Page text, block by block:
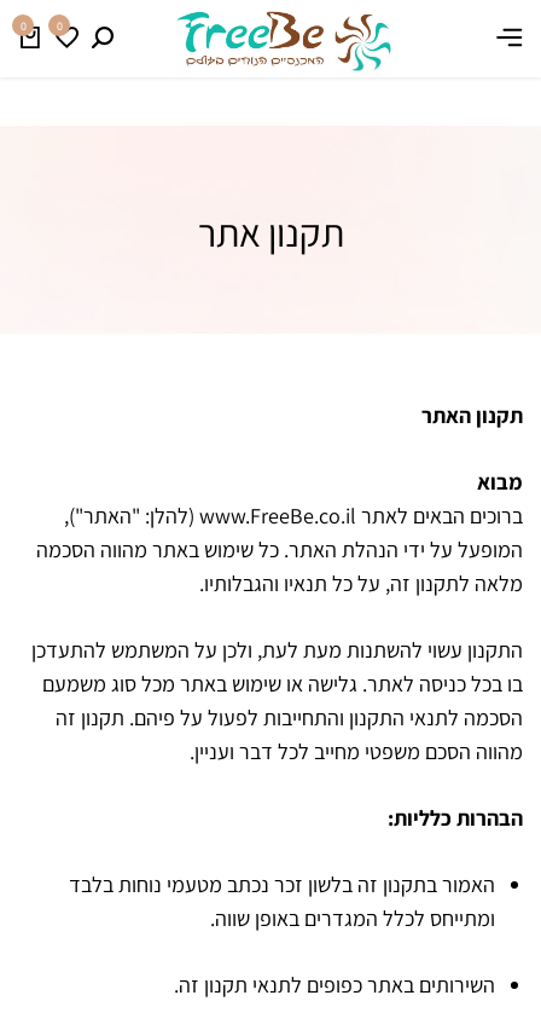
משלוח חינם בהזמנה מעל 399 ₪ קנו עכשיו 0
0
תקנון אתר
תקנון האתר
מבוא
ברוכים הבאים לאתר www.FreeBe.co.il (להלן: "האתר"),
המופעל על ידי הנהלת האתר. כל שימוש באתר מהווה הסכמה
מלאה לתקנון זה, על כל תנאיו והגבלותיו.
התקנון עשוי להשתנות מעת לעת, ולכן על המשתמש להתעדכן
בו בכל כניסה לאתר. גלישה או שימוש באתר מכל סוג משמעם
הסכמה לתנאי התקנון והתחייבות לפעול על פיהם. תקנון זה
מהווה הסכם משפטי מחייב לכל דבר ועניין.
הבהרות כלליות:
האמור בתקנון זה בלשון זכר נכתב מטעמי נוחות בלבד
ומתייחס לכלל המגדרים באופן שווה.
השירותים באתר כפופים לתנאי תקנון זה.